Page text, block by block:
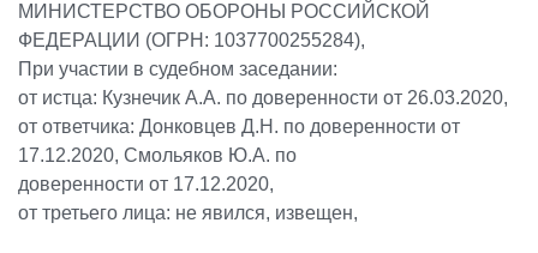
МИНИСТЕРСТВО ОБОРОНЫ РОССИЙСКОЙ
ФЕДЕРАЦИИ (ОГРН: 1037700255284),
При участии в судебном заседании:
от истца: Кузнечик А.А. по доверенности от 26.03.2020,
от ответчика: Донковцев Д.Н. по доверенности от
17.12.2020, Смольяков Ю.А. по
доверенности от 17.12.2020,
от третьего лица: не явился, извещен,